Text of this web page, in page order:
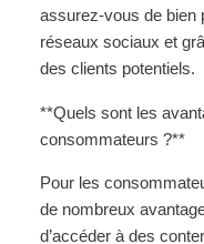
assurez-vous de bien
réseaux sociaux et
des clients potentiels.
**Quels sont les
consommateurs ?**
Pour les
de nombreux
d’accéder à des